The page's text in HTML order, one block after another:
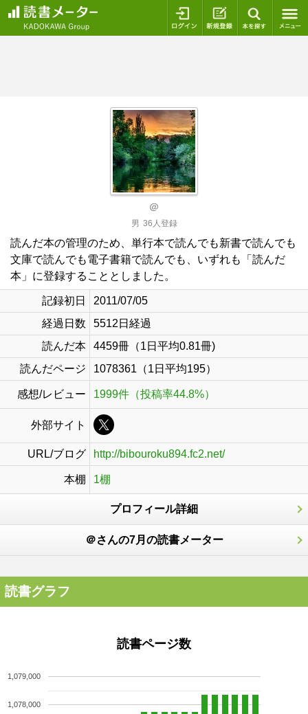
ログイン 新規登録
＠
男 36人登録
読んだ本の管理のため、単行本で読んでも新書で読んでも
文庫で読んでも電子書籍で読んでも、いずれも「読んだ
本」に登録することとしました。
記録初日
2011/07/05
経過日数
5512日経過
読んだ本
4459冊（1日平均0.81冊)
読んだページ
1078361（1日平均195）
感想/レビュー 1999件（投稿率44.8%）
外部サイト
URL/ブログ http://bibouroku894.fc2.net/
本棚 1棚
プロフィール詳細
＠さんの7月の読書メーター
読書グラフ
読書ページ数
1,078,000
1,079,000